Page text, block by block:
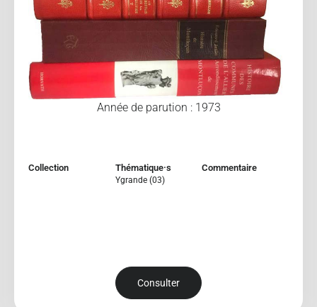
Année de parution : 1973
Collection Thématique·s
Ygrande (03)
Commentaire
Consulter